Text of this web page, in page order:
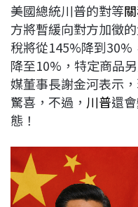
b
o
o
k
a
d
s
e
d
I
n
美國總統川普的對等
方將暫緩向對方加徵
稅將從145%降到30%
降至10%，特定商品
媒董事長謝金河表示
驚喜，不過， 川普還
態！